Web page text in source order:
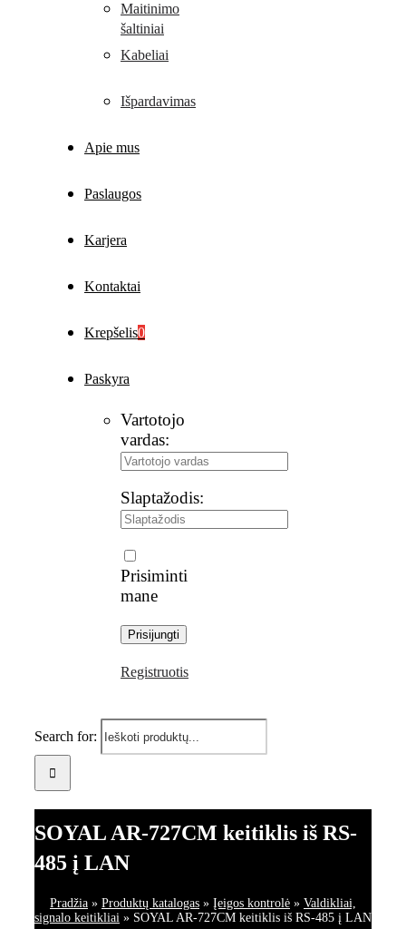
Maitinimo
šaltiniai
Kabeliai
Išpardavimas
Apie mus
Paslaugos
Karjera
Kontaktai
Krepšelis0
Paskyra
Vartotojo
vardas:
Slaptažodis:
Prisiminti
mane
Registruotis
Search for:
SOYAL AR-727CM keitiklis iš RS-
485 į LAN
Pradžia » Produktų katalogas » Įeigos kontrolė » Valdikliai,
signalo keitikliai » SOYAL AR-727CM keitiklis iš RS-485 į LAN